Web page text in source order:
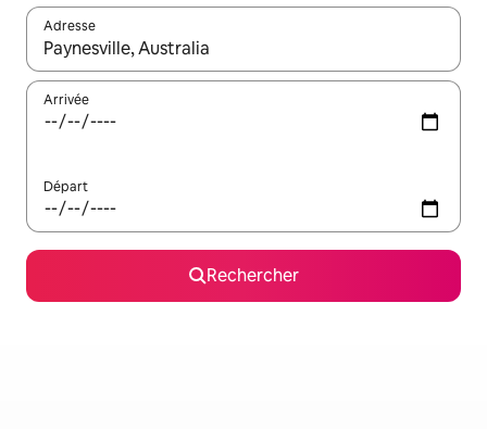
Adresse
Lorsque les résultats s'affichent, utilisez les flèches vers le
Arrivée
Départ
Rechercher